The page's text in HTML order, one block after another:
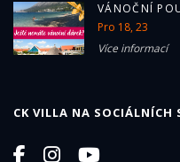
VÁNOČNÍ
Pro 18, 23
Více informací
CK VILLA NA SOCIÁLNÍCH